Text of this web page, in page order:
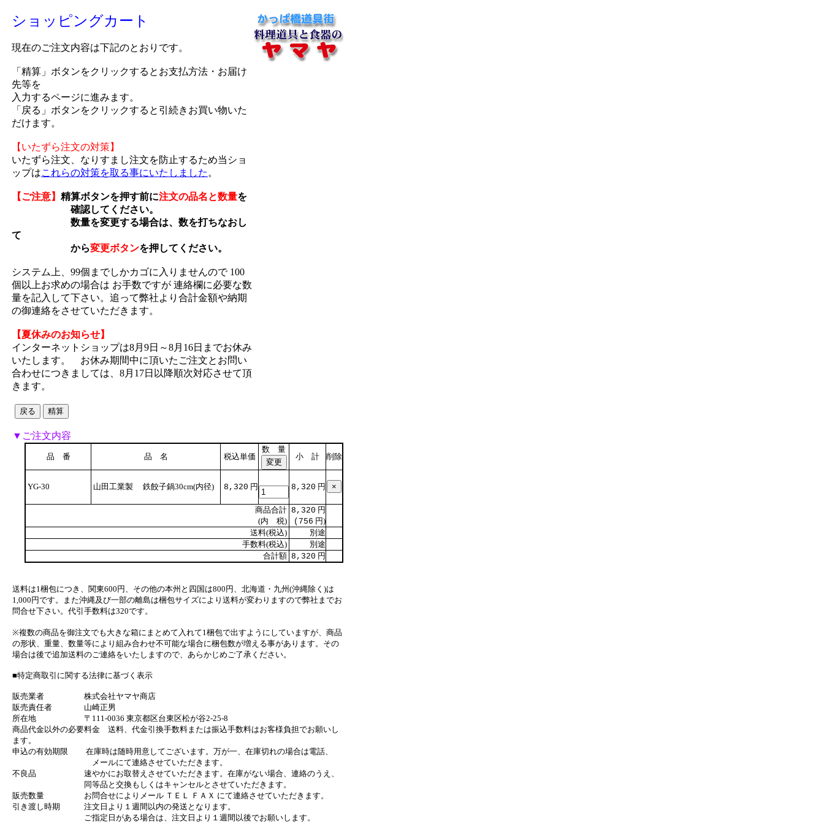
ショッピングカート
現在のご注文内容は下記のとおりです。
「精算」ボタンをクリックするとお支払方法・お届け
先等を
入力するページに進みます。
「戻る」ボタンをクリックすると引続きお買い物いた
だけます。
【いたずら注文の対策】
いたずら注文、なりすまし注文を防止するため当ショ
ップはこれらの対策を取る事にいたしました 。
【ご注意】 精算ボタンを押す前に注文の品名と数量を
確認してください。
数量を変更する場合は、数を打ちなおし
て
から変更ボタンを押してください。
システム上、99個までしかカゴに入りませんので 100
個以上お求めの場合は お手数ですが 連絡欄に必要な数
量を記入して下さい。追って弊社より合計金額や納期
の御連絡をさせていただきます。
【夏休みのお知らせ】
インターネットショップは8月9日～8月16日までお休み
いたします。 お休み期間中に頂いたご注文とお問い
合わせにつきましては、8月17日以降順次対応させて頂
きます。
▼ご注文内容
品 番 品 名 税込単価
数 量
小 計
削除
YG-30 山田工業製 鉄餃子鍋30cm(内径) 8,320 円 8,320 円
商品合計
(内 税)
8,320 円
(756 円)
送料(税込)
別途
手数料(税込)
別途
合計額 8,320 円
送料は1梱包につき、関東600円、その他の本州と四国は800円、北海道・九州(沖縄除く)は
1,000円です。また沖縄及び一部の離島は梱包サイズにより送料が変わりますので弊社までお
問合せ下さい。代引手数料は320です。
※複数の商品を御注文でも大きな箱にまとめて入れて1梱包で出すようにしていますが、商品
の形状、重量、数量等により組み合わせ不可能な場合に梱包数が増える事があります。その
場合は後で追加送料のご連絡をいたしますので、あらかじめご了承ください。
■特定商取引に関する法律に基づく表示
販売業者 株式会社ヤマヤ商店
販売責任者 山崎正男
所在地 〒111-0036 東京都区台東区松が谷2-25-8
商品代金以外の必要料金 送料、代金引換手数料または振込手数料はお客様負担でお願いし
ます。
申込の有効期限 在庫時は随時用意してございます。万が一、在庫切れの場合は電話、
メールにて連絡させていただきます。
不良品 速やかにお取替えさせていただきます。在庫がない場合、連絡のうえ、
同等品と交換もしくはキャンセルとさせていただきます。
販売数量 お問合せによりメール ＴＥＬ ＦＡＸ にて連絡させていただきます。
引き渡し時期 注文日より１週間以内の発送となります。
ご指定日がある場合は、注文日より１週間以後でお願いします。